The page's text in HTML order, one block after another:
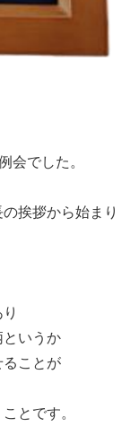
会でした。
挨拶から始まり
いうか
ことが
とです。